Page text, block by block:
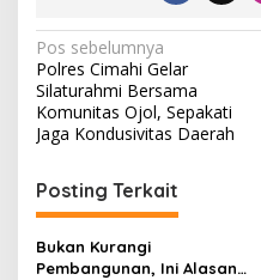
N
a
v
i
g
a
s
Pos sebelumnya
Polres Cimahi Gelar
Silaturahmi Bersama
Komunitas Ojol, Sepakati
Jaga Kondusivitas Daerah
Posting Terkait
Bukan Kurangi
Pembangunan, Ini Alasan